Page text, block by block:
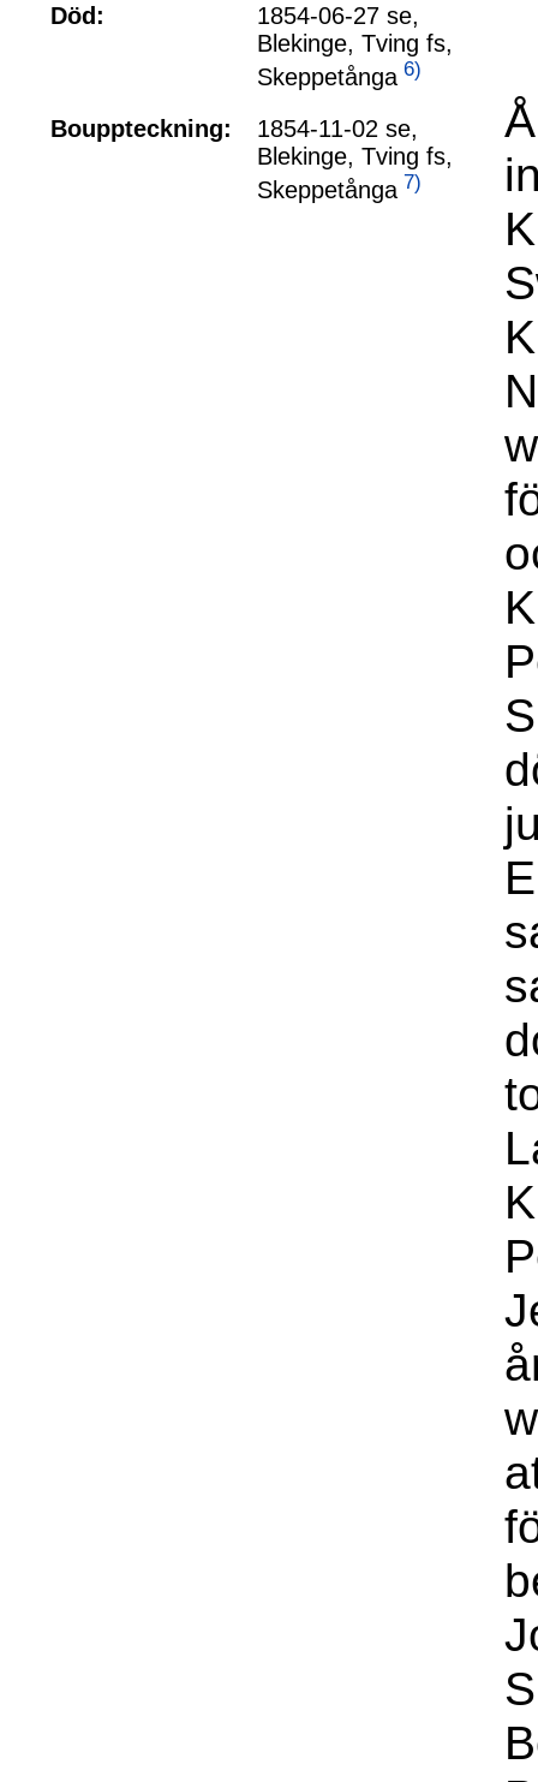
Död:
1854-06-27 se,
Blekinge, Tving fs,
Skeppetånga 6)
Bouppteckning:
1854-11-02 se,
Blekinge, Tving fs,
Skeppetånga 7)